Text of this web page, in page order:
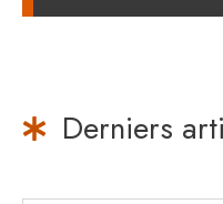
Derniers